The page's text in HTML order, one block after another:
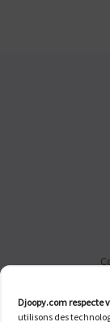
Djoopy.com respecte
utilisons des